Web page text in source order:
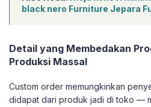
black nero Furniture Jepara
Detail yang Membedakan
Produksi Massal
Custom order memungkinkan
didapat dari produk jadi di toko —